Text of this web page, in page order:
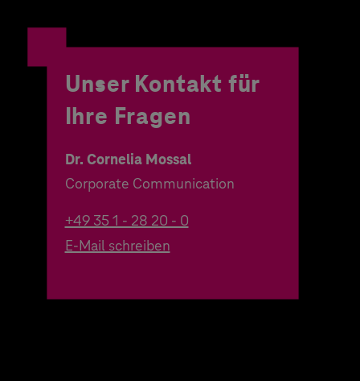
Unser Kontakt für
Ihre Fragen
Dr. Cornelia Mossal
Corporate Communication
+49 35 1 - 28 20 - 0
E-Mail schreiben